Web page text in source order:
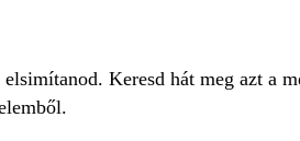
Keresd hát meg azt a